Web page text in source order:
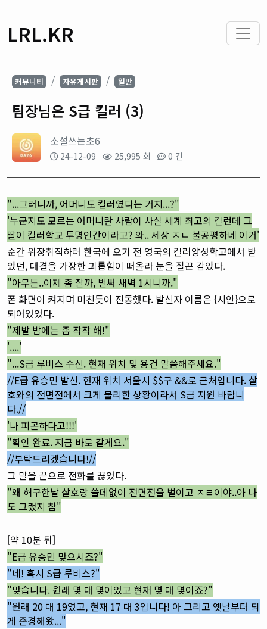
LRL.KR
커뮤니티 자유게시판 일반
팀장님은 S급 킬러 (3)
소설쓰는초6
24-12-09 25,995 회 0 건
"...그러니까, 어머니도 킬러였다는 거지...?"
'누군지도 모르는 어머니란 사람이 사실 세계 최고의 킬런데 그
딸이 킬러학교 투명인간이라고? 와.. 세상 ㅈㄴ 불공평하네 이거'
순간 위장취직하러 한국에 오기 전 영국의 킬러양성학교에서 받
았던, 대결을 가장한 괴롭힘이 떠올라 눈을 질끈 감았다.
"아무튼..이제 좀 잘까, 벌써 새벽 1시니까."
폰 화면이 켜지며 미친듯이 진동했다. 발신자 이름은 {시안}으로
되어있었다.
"제발 밤에는 좀 작작 해!"
'....'
"...S급 루비스 수신. 현재 위치 및 용건 말씀해주세요."
//E급 유승민 발신. 현재 위치 서울시 $$구 &&로 근처입니다. 살
호와의 전면전에서 크게 불리한 상황이라서 S급 지원 바랍니
다.//
'나 피곤하다고!!!'
"확인 완료. 지금 바로 갈게요."
//부탁드리겠습니다!//
그 말을 끝으로 전화를 끊었다.
"왜 허구한날 살호랑 쓸데없이 전면전을 벌이고 ㅈㄹ이야..아 나
도 그랬지 참"
[약 10분 뒤]
"E급 유승민 맞으시죠?"
"네! 혹시 S급 루비스?"
"맞습니다. 원래 몇 대 몇이었고 현재 몇 대 몇이죠?"
"원래 20 대 19였고, 현재 17 대 3입니다! 아 그리고 옛날부터 되
게 존경해왔..."